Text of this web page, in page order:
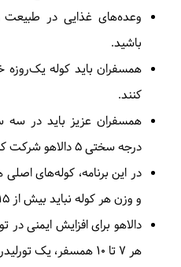
افزایش ارتفاع 50متر، کاهش ارتفاع حدود 300 متر
صبحانه در طبیعت
در
وعده‌های غذایی در طبیعت
باشید.
همسفران باید کوله
کنند.
همسفران عزیز باید در سه
درجه سختی ۵ دالاهو شرکت کرده باشند.
در این برنامه، کوله‌های
و وزن هر کوله نباید بیش از ۱۵ کیلوگرم باشد.
دالاهو برای افزایش ایمنی در
هر ۷ تا ۱۰ همسفر، یک تورلیدر در نظر می‌گیرد.